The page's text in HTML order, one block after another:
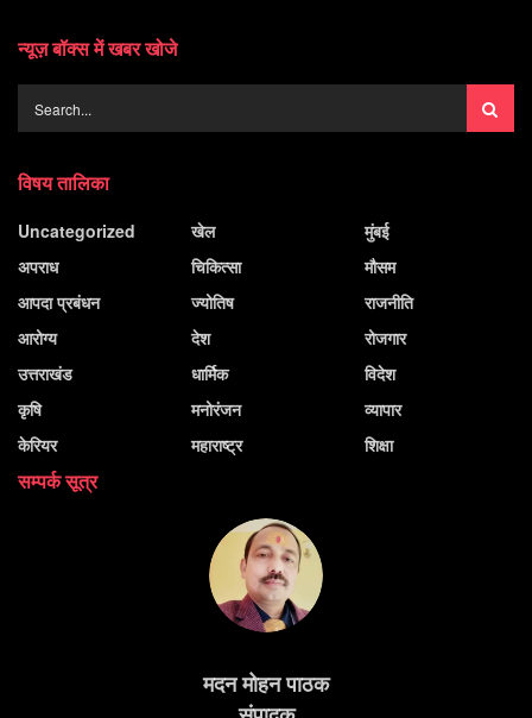
न्यूज़ बॉक्स में खबर खोजे
विषय तालिका
Uncategorized
अपराध
आपदा प्रबंधन
आरोग्य
उत्तराखंड
कृषि
केरियर
खेल
चिकित्सा
ज्योतिष
देश
धार्मिक
मनोरंजन
महाराष्ट्र
मुंबई
मौसम
राजनीति
रोजगार
विदेश
व्यापार
शिक्षा
सम्पर्क सूत्र
मदन मोहन पाठक